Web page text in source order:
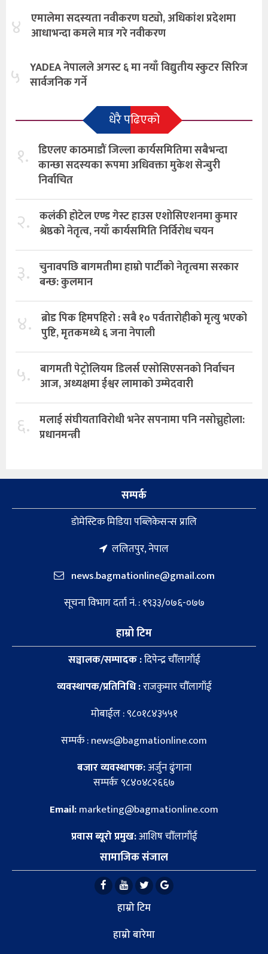
४ एमालेमा सदस्यता नवीकरण घट्यो, अधिकांश प्रदेशमा
आधाभन्दा कमले मात्र गरे नवीकरण
५ YADEA नेपालले अगस्ट ६ मा नयाँ विद्युतीय स्कुटर सिरिज
सार्वजनिक गर्ने
धेरै पढिएको
१. डिएलए काठमाडौं जिल्ला कार्यसमितिमा सबैभन्दा
कान्छा सदस्यका रूपमा अधिवक्ता मुकेश सेन्चुरी
निर्वाचित
२. कलंकी होटेल एण्ड गेस्ट हाउस एशोसिएशनमा कुमार
श्रेष्ठको नेतृत्व, नयाँ कार्यसमिति निर्विरोध चयन
३. चुनावपछि बागमतीमा हाम्राे पार्टीको नेतृत्वमा सरकार
बन्छ: कुलमान
४. ब्रोड पिक हिमपहिरो : सबै १० पर्वतारोहीको मृत्यु भएको
पुष्टि, मृतकमध्ये ६ जना नेपाली
५. बागमती पेट्रोलियम डिलर्स एसोसिएसनको निर्वाचन
आज, अध्यक्षमा ईश्वर लामाको उम्मेदवारी
६. मलाई संघीयताविरोधी भनेर सपनामा पनि नसोच्नुहोला:
प्रधानमन्त्री
सम्पर्क
डाेमेस्टिक मिडिया पब्लिकेसन्स प्रालि
ललितपुर, नेपाल
news.bagmationline@gmail.com
सूचना विभाग दर्ता नं. : १९३३/०७६-०७७
हाम्रो टिम
सञ्चालक/सम्पादक :दिपेन्द्र चौँलागाँई
व्यवस्थापक/प्रतिनिधि :राजकुमार चौँलागाँई
मोबाईल : ९८०१८४३५५१
सम्पर्क : news@bagmationline.com
बजार व्यवस्थापक:अर्जुन ढुंगाना
सम्पर्कः ९८४०४८२६६७
Email:marketing@bagmationline.com
प्रवास ब्यूरो प्रमुख:आशिष चौँलागाँई
सामाजिक संजाल
हाम्रो टिम
हाम्रो बारेमा